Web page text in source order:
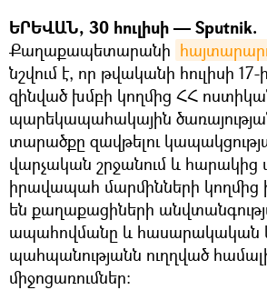
ԵՐԵՎԱՆ, 30 հուլիսի — Sputnik.
Քաղաքապետարանի
նշվում է, որ թվականի հուլիսի 17-
զինված խմբի կողմից ՀՀ
պարեկապահակային
տարածքը զավթելու
վարչական շրջանում և հարակից
իրավապահ մարմինների կողմից
են քաղաքացիների
ապահովմանը և հասարակական
պահպանությանն ուղղված
միջոցառումներ: